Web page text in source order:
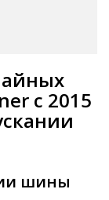
с 2015
шины